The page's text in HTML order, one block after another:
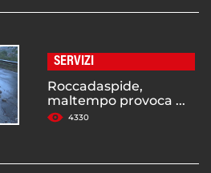
SERVIZI
Roccadaspide,
maltempo provoca ...
4330